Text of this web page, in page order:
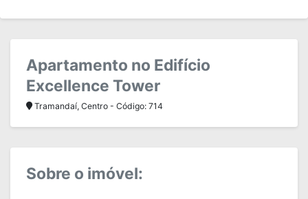
Apartamento no Edifício
Excellence Tower
Tramandaí, Centro - Código: 714
Sobre o imóvel: